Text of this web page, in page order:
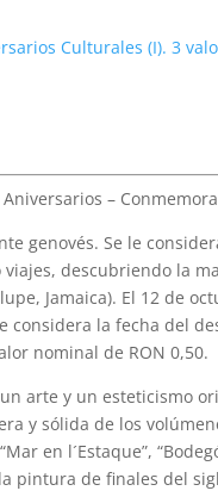
Culturales (I). 3
–
genovés. Se le
descubriendo la
Jamaica). El 12 de
considera la fecha del
nominal de RON 0,50.
arte y un esteticismo
y sólida de los
en l´Estaque”,
pintura de finales del